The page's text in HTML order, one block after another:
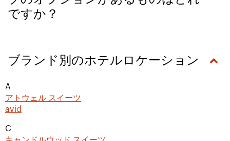
ですか？
ブランド別のホテルロケーション
A
アトウェル スイーツ
avid
C